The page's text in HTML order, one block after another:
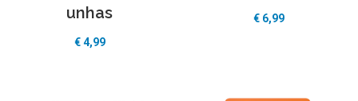
unhas
€ 4,99
€ 6,99